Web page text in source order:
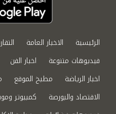
الرئيسية الاخبار العامة
فيديوهات متنوعة
اخبار الفن
اخبار الرياضة
مطبخ الموقع
الاقتصاد والبورصة
كمبيوتر